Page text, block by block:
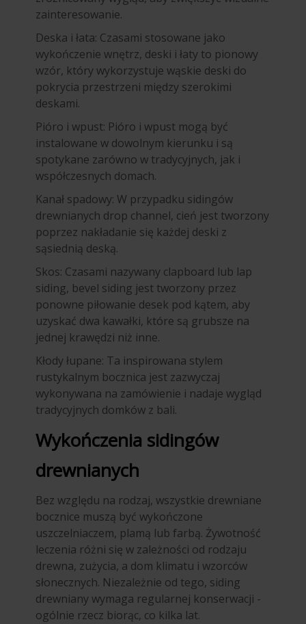
zainteresowanie.
Deska i łata: Czasami stosowane jako
wykończenie wnętrz, deski i łaty to pionowy
wzór, który wykorzystuje wąskie deski do
pokrycia przestrzeni między szerokimi
deskami.
Pióro i wpust: Pióro i wpust mogą być
instalowane w dowolnym kierunku i są
spotykane zarówno w tradycyjnych, jak i
współczesnych domach.
Kanał spadowy: W przypadku sidingów
drewnianych drop channel, cień jest tworzony
poprzez nakładanie się każdej deski z
sąsiednią deską.
Skos: Czasami nazywany clapboard lub lap
siding, bevel siding jest tworzony przez
ponowne piłowanie desek pod kątem, aby
uzyskać dwa kawałki, które są grubsze na
jednej krawędzi niż inne.
Kłody łupane: Ta inspirowana stylem
rustykalnym bocznica jest zazwyczaj
wykonywana na zamówienie i nadaje wygląd
tradycyjnych domków z bali.
Wykończenia sidingów
drewnianych
Bez względu na rodzaj, wszystkie drewniane
bocznice muszą być wykończone
uszczelniaczem, plamą lub farbą. Żywotność
leczenia różni się w zależności od rodzaju
drewna, zużycia, a dom klimatu i wzorców
słonecznych. Niezależnie od tego, siding
drewniany wymaga regularnej konserwacji -
ogólnie rzecz biorąc, co kilka lat.